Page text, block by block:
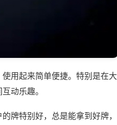
用起来简单便捷。特别是在大
动乐趣。
牌特别好，总是能拿到好牌，